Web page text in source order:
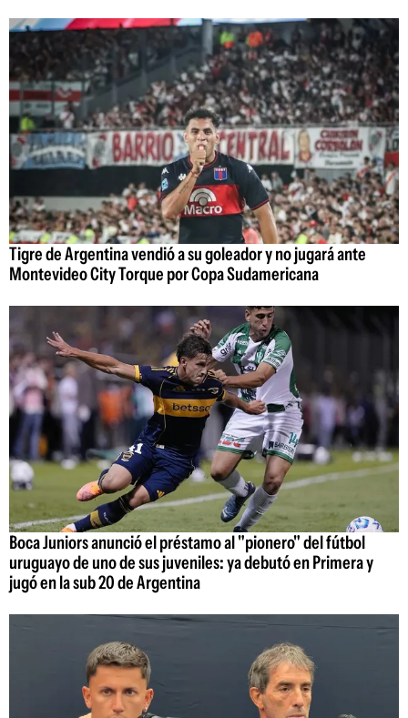
Tigre de Argentina vendió a su goleador y no jugará ante
Montevideo City Torque por Copa Sudamericana
Boca Juniors anunció el préstamo al "pionero" del fútbol
uruguayo de uno de sus juveniles: ya debutó en Primera y
jugó en la sub 20 de Argentina